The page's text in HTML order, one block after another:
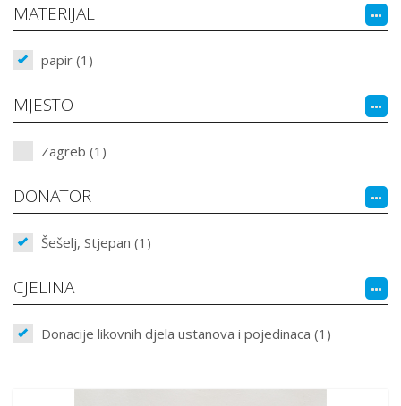
MATERIJAL
papir (1)
MJESTO
Zagreb (1)
DONATOR
Šešelj, Stjepan (1)
CJELINA
Donacije likovnih djela ustanova i pojedinaca (1)